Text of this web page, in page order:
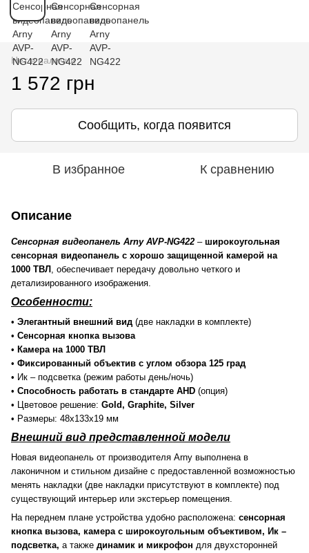
Нет в наличии
1 572 грн
Сообщить, когда появится
В избранное К сравнению
Описание
Сенсорная видеопанель Arny AVP-NG422 –широкоугольная
сенсорная видеопанель с хорошо защищенной камерой на
1000 ТВЛ , обеспечивает передачу довольно четкого и
детализированного изображения.
Особенности:
• Элегантный внешний вид (две накладки в комплекте)
• Сенсорная кнопка вызова
• Камера на 1000 ТВЛ
• Фиксированный объектив с углом обзора 125 град
• Ик – подсветка (режим работы день/ночь)
• Способность работать в стандарте AHD (опция)
• Цветовое решение: Gold, Graphite, Silver
• Размеры: 48х133х19 мм
Внешний вид представленной модели
Новая видеопанель от производителя Arny выполнена в
лаконичном и стильном дизайне с предоставленной возможностью
менять накладки (две накладки присутствуют в комплекте) под
существующий интерьер или экстерьер помещения.
На переднем плане устройства удобно расположена: сенсорная
кнопка вызова, камера с широкоугольным объективом, Ик –
подсветка, а также динамик и микрофон для двухсторонней